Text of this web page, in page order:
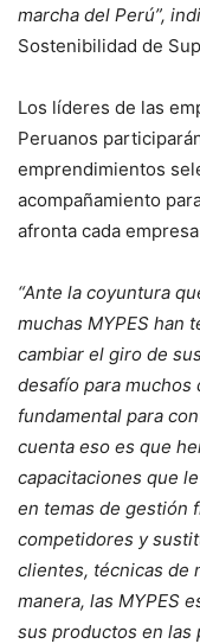
marcha del Perú”,
Sostenibilidad de
Los líderes de las
Peruanos
emprendimientos
acompañamiento
afronta cada
“Ante la coyuntura
muchas MYPES han
cambiar el giro de
desafío para muchos
fundamental para
cuenta eso es que
capacitaciones que
en temas de gestión
competidores y
clientes, técnicas de
manera, las MYPES
sus productos en las